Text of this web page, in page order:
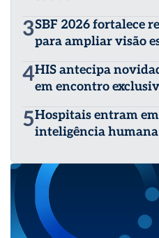
3SBF 2026 fortalece
para ampliar visão
4HIS antecipa
em encontro
5Hospitais entram
inteligência